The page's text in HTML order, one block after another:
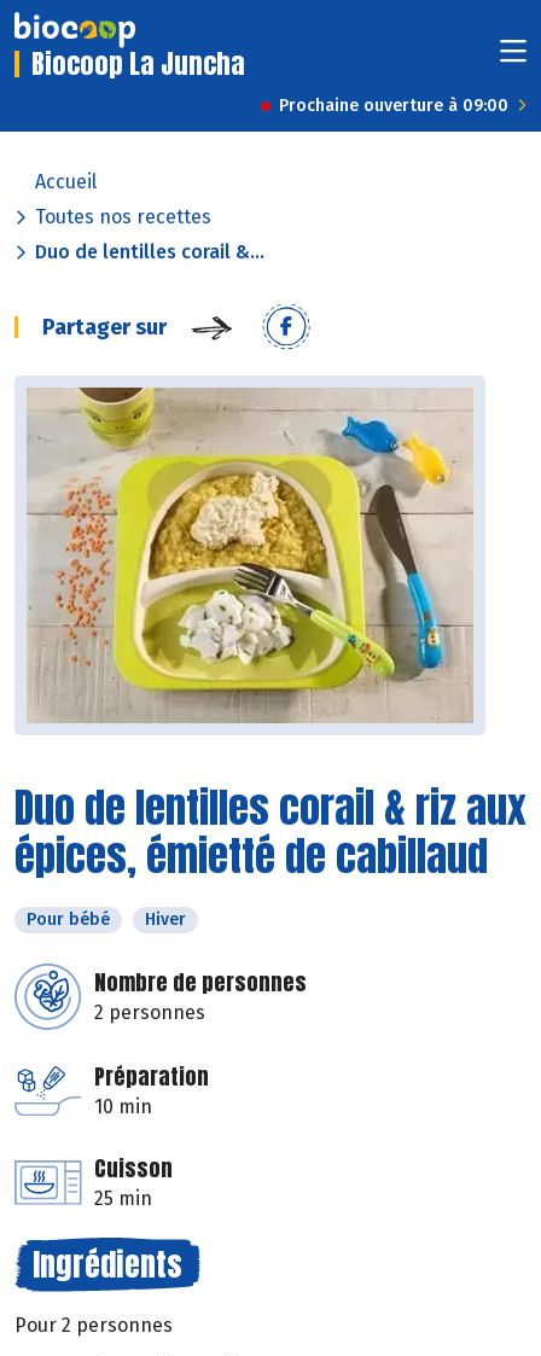
Biocoop La Juncha
Prochaine ouverture à 09:00
Accueil
Toutes nos recettes
Duo de lentilles corail &...
Partager sur
Duo de lentilles corail & riz aux
épices, émietté de cabillaud
Pour bébé Hiver
Nombre de personnes
2 personnes
Préparation
10 min
Cuisson
25 min
Ingrédients
Pour 2 personnes